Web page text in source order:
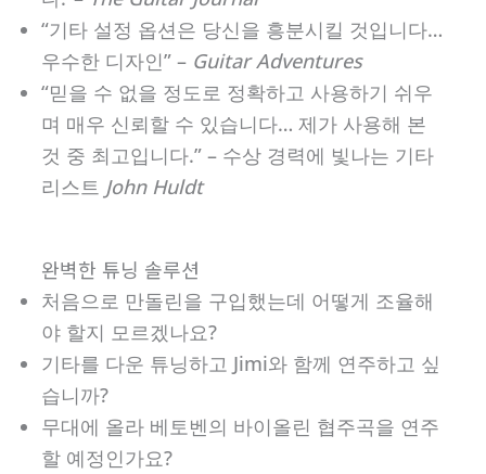
“기타 설정 옵션은 당신을 흥분시킬 것입니다…
우수한 디자인” – Guitar Adventures
“믿을 수 없을 정도로 정확하고 사용하기 쉬우
며 매우 신뢰할 수 있습니다… 제가 사용해 본
것 중 최고입니다.” – 수상 경력에 빛나는 기타
리스트 John Huldt
완벽한 튜닝 솔루션
처음으로 만돌린을 구입했는데 어떻게 조율해
야 할지 모르겠나요?
기타를 다운 튜닝하고 Jimi와 함께 연주하고 싶
습니까?
무대에 올라 베토벤의 바이올린 협주곡을 연주
할 예정인가요?